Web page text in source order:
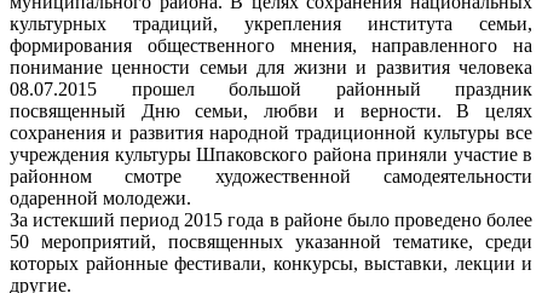
культурных традиций, укрепления института семьи,
формирования общественного мнения, направленного на
понимание ценности семьи для жизни и развития человека
08.07.2015 прошел большой районный праздник
посвященный Дню семьи, любви и верности. В целях
сохранения и развития народной традиционной культуры все
учреждения культуры Шпаковского района приняли участие в
районном смотре художественной самодеятельности
одаренной молодежи.
За истекший период 2015 года в районе было проведено более
50 мероприятий, посвященных указанной тематике, среди
которых районные фестивали, конкурсы, выставки, лекции и
другие.